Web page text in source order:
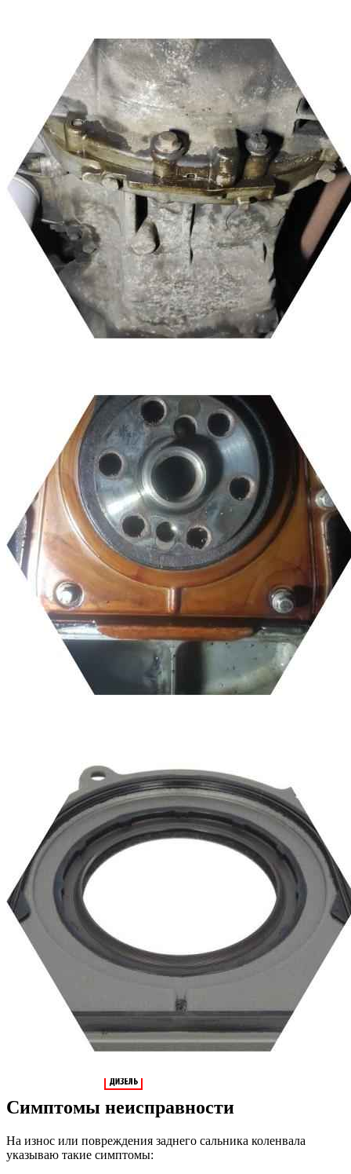
Симптомы неисправности
На износ или повреждения заднего сальника коленвала
указываю такие симптомы: